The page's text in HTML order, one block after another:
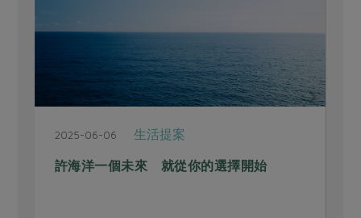
2025-06-06 生活提案
許海洋一個未來 就從你的選擇開始